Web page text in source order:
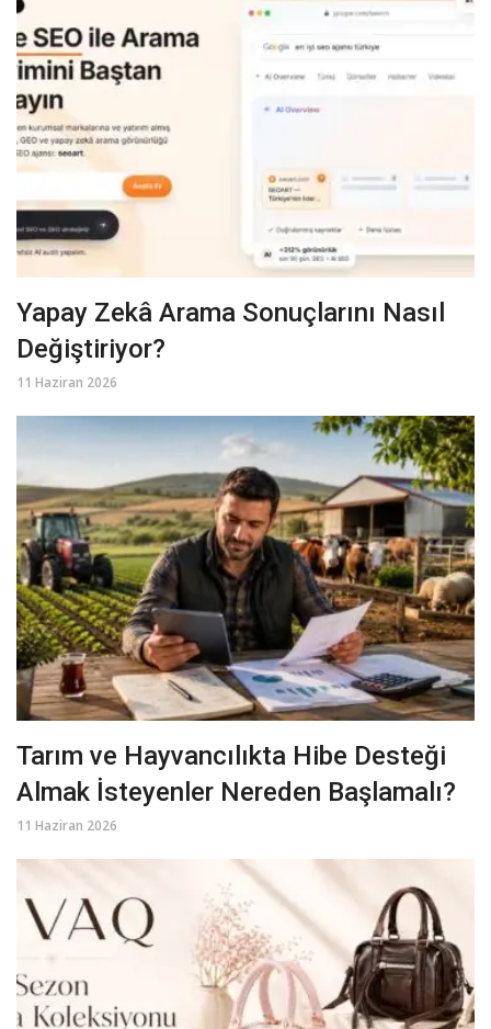
Yapay Zekâ Arama Sonuçlarını Nasıl
Değiştiriyor?
11 Haziran 2026
Tarım ve Hayvancılıkta Hibe Desteği
Almak İsteyenler Nereden Başlamalı?
11 Haziran 2026